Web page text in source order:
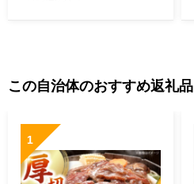
この自治体のおすすめ返礼品
1